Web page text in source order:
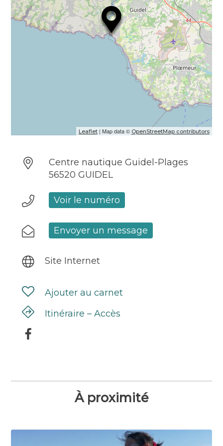
Leaflet| Map data © OpenStreetMap contributors
Centre nautique Guidel-Plages
56520 GUIDEL
Voir le numéro
Envoyer un message
Site Internet
Ajouter au carnet
Itinéraire – Accès
À proximité